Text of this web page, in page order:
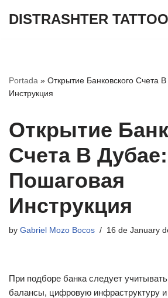
DISTRASHTER TATTOO
Portada » Открытие Банковского Счета
Инструкция
Открытие
Счета В Дубае:
Пошаговая
Инструкция
by Gabriel Mozo Bocos 16 de January
При подборе банка следует
балансы, цифровую инфраструктуру и